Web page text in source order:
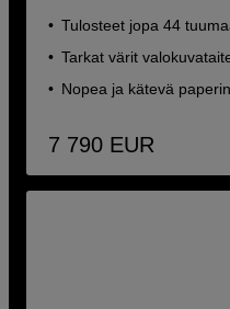
Tulosteet jopa 44
Tarkat värit
Nopea ja kätevä
7 790 EUR